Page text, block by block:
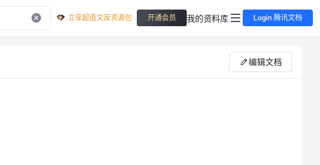
立享超值文库资源包 开通会员 我的资料库 Login 腾讯文档
编辑文档